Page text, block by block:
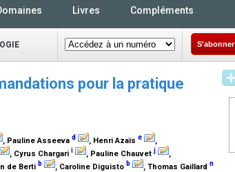
Livres Compléments
S'abonner
pour la pratique
, Pauline Asseeva d , Henri Azaïs e
,
, Cyrus Chargari i , Pauline Chauvetj
,
de Berti b , Caroline Diguisto b , Thomas Gaillard n